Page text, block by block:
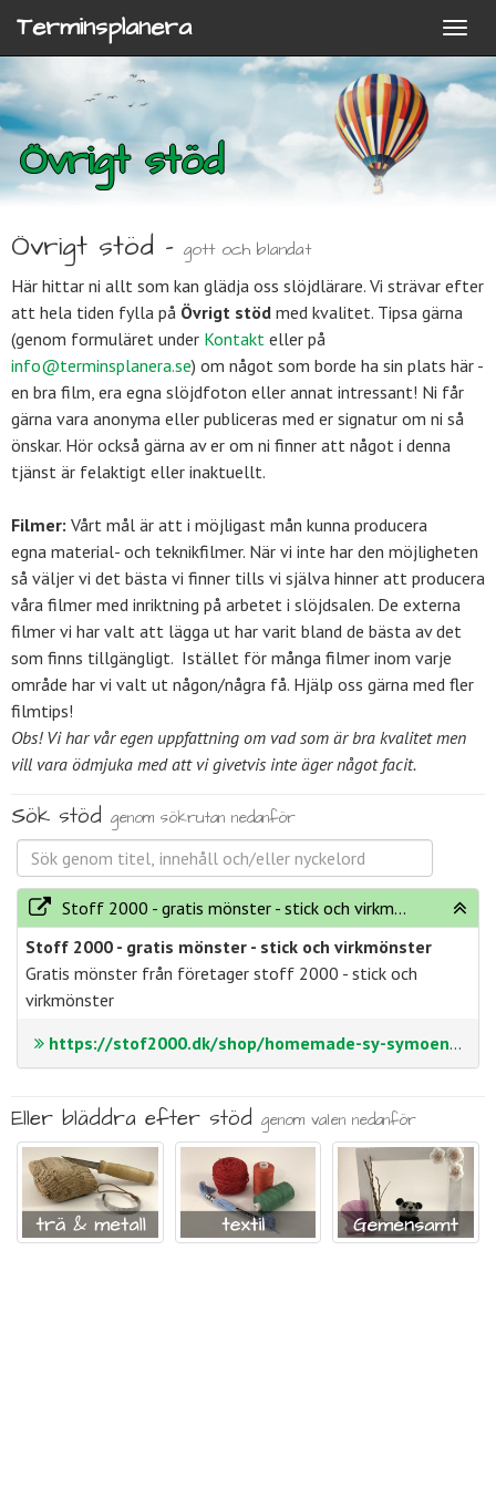
Terminsplanera
Övrigt stöd
Övrigt stöd - gott och blandat
Här hittar ni allt som kan glädja oss slöjdlärare. Vi strävar efter
att hela tiden fylla på Övrigt stöd med kvalitet. Tipsa gärna
(genom formuläret under Kontakt eller på
info@terminsplanera.se) om något som borde ha sin plats här -
en bra film, era egna slöjdfoton eller annat intressant! Ni får
gärna vara anonyma eller publiceras med er signatur om ni så
önskar. Hör också gärna av er om ni finner att något i denna
tjänst är felaktigt eller inaktuellt.
Filmer: Vårt mål är att i möjligast mån kunna producera
egna material- och teknikfilmer. När vi inte har den möjligheten
så väljer vi det bästa vi finner tills vi själva hinner att producera
våra filmer med inriktning på arbetet i slöjdsalen. De externa
filmer vi har valt att lägga ut har varit bland de bästa av det
som finns tillgängligt. Istället för många filmer inom varje
område har vi valt ut någon/några få. Hjälp oss gärna med fler
filmtips!
Obs! Vi har vår egen uppfattning om vad som är bra kvalitet men
vill vara ödmjuka med att vi givetvis inte äger något facit.
Sök stöd genom sökrutan nedanför
Stoff 2000 - gratis mönster - stick och virkmönster
Stoff 2000 - gratis mönster - stick och virkmönster
Gratis mönster från företager stoff 2000 - stick och
virkmönster
https://stof2000.dk/shop/homemade-sy-symoenstre-moenstre/gratis-moenster-strik
Eller bläddra efter stöd genom valen nedanför